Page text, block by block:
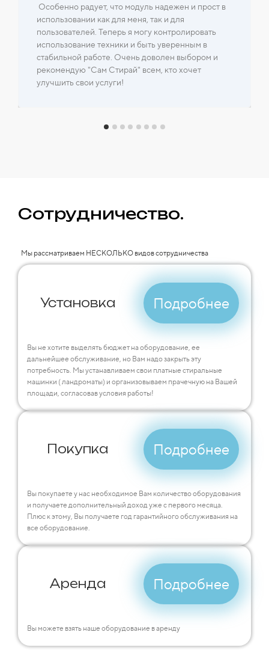
Особенно радует, что модуль надежен и прост в
использовании как для меня, так и для
пользователей. Теперь я могу контролировать
использование техники и быть уверенным в
стабильной работе. Очень доволен выбором и
рекомендую "Сам Стирай" всем, кто хочет
улучшить свои услуги!
Сотрудничество.
Мы рассматриваем НЕСКОЛЬКО видов сотрудничества
Установка Подробнее
Вы не хотите выделять бюджет на оборудование, ее
дальнейшее обслуживание, но Вам надо закрыть эту
потребность. Мы устанавливаем свои платные стиральные
машинки ( ландроматы) и организовываем прачечную на Вашей
площади, согласовав условия работы!
Покупка Подробнее
Вы покупаете у нас необходимое Вам количество оборудования
и получаете дополнительный доход уже с первого месяца.
Плюс к этому, Вы получаете год гарантийного обслуживания на
все оборудование.
Аренда Подробнее
Вы можете взять наше оборудование в аренду